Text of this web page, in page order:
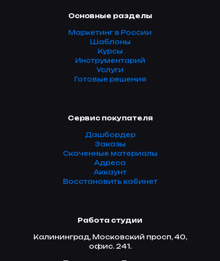
Основные разделы
Маркетинг в России
Шаблоны
Курсы
Инструментарий
Услуги
Готовые решения
Сервис покупателя
Дашбордер
Заказы
Скаченные материалы
Адреса
Аккаунт
Восстановить кабинет
Работа студии
Калининград, Московский просп, 40,
офис. 241.